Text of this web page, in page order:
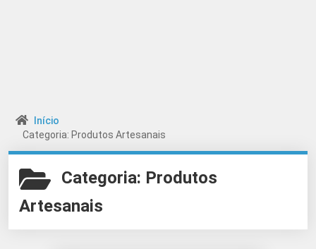
Início
Categoria: Produtos Artesanais
Categoria: Produtos
Artesanais